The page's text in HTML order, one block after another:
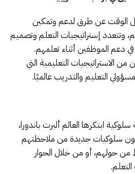
الوقت عن طرق لدعم وتمكين
وتتعدد إستراتيجيات التعلم وتصميم
في دعم الموظفين أثناء تعلمهم.
من الاستراتيجيات التعليمية التي
التعليم والتدريب عالميًا.
ابتكرها العالم ألبرت باندورا،
سلوكيات جديدة من ملاحظتهم
حولهم، أو من خلال الحوار